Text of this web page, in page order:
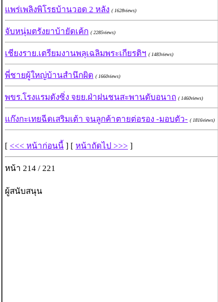
แพร่เพลิงพิโรธบ้านวอด 2 หลัง ( 1628views)
จับหนุ่มตรังยาบ้ายัดเค้ก ( 2285views)
เชียงราย.เตรียมงานพลุเฉลิมพระเกียรติฯ ( 1483views)
พี่ชายผู้ใหญ่บ้านสำนึกผิด ( 1660views)
พขร.โรงแรมดังซิ่ง จยย.ฝ่าฝนชนสะพานดับอนาถ ( 1460views)
แก๊งกะเทยฉีดเสริมเต้า จนลูกค้าตายต่อรอง -มอบตัว- ( 1816views)
[ <<< หน้าก่อนนี้ ] [ หน้าถัดไป >>> ]
หน้า 214 / 221
ผู้สนับสนุน